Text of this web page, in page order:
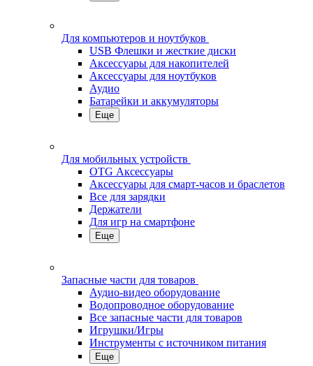
Для компьютеров и ноутбуков
USB Флешки и жесткие диски
Аксессуары для накопителей
Аксессуары для ноутбуков
Аудио
Батарейки и аккумуляторы
Еще
Для мобильных устройств
OTG Аксессуары
Аксессуары для смарт-часов и браслетов
Все для зарядки
Держатели
Для игр на смартфоне
Еще
Запасные части для товаров
Аудио-видео оборудование
Водопроводное оборудование
Все запасные части для товаров
Игрушки/Игры
Инструменты с источником питания
Еще